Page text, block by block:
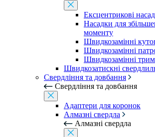
Ексцентрикові
Насадки для
моменту
Швидкозамінні
Швидкозамінні
Швидкозамінні
Швидкозатискні
Свердління та довбання
Свердління та довбання
Адаптери для коронок
Алмазні свердла
Алмазні свердла